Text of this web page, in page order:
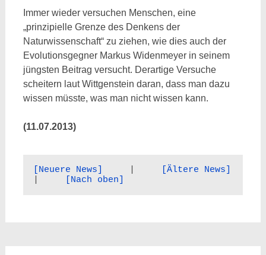
Immer wieder versuchen Menschen, eine
„prinzipielle Grenze des Denkens der
Naturwissenschaft“ zu ziehen, wie dies auch der
Evolutionsgegner Markus Widenmeyer in seinem
jüngsten Beitrag versucht. Derartige Versuche
scheitern laut Wittgenstein daran, dass man dazu
wissen müsste, was man nicht wissen kann.
(11.07.2013)
[Neuere News]
[Ältere News]
[Nach oben]